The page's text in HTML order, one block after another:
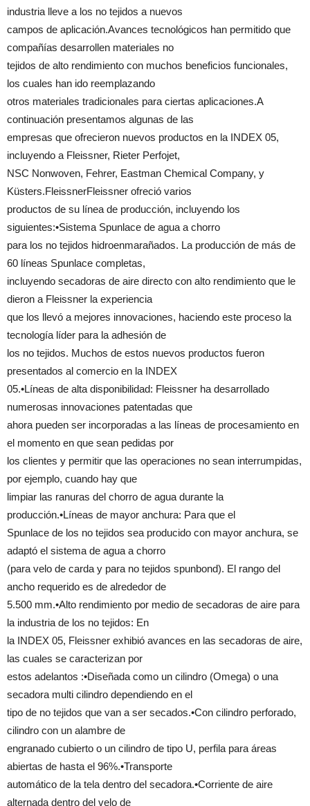
industria lleve a los no tejidos a nuevos
campos de aplicación.Avances tecnológicos han permitido que
compañías desarrollen materiales no
tejidos de alto rendimiento con muchos beneficios funcionales,
los cuales han ido reemplazando
otros materiales tradicionales para ciertas aplicaciones.A
continuación presentamos algunas de las
empresas que ofrecieron nuevos productos en la INDEX 05,
incluyendo a Fleissner, Rieter Perfojet,
NSC Nonwoven, Fehrer, Eastman Chemical Company, y
Küsters.FleissnerFleissner ofreció varios
productos de su línea de producción, incluyendo los
siguientes:•Sistema Spunlace de agua a chorro
para los no tejidos hidroenmarañados. La producción de más de
60 líneas Spunlace completas,
incluyendo secadoras de aire directo con alto rendimiento que le
dieron a Fleissner la experiencia
que los llevó a mejores innovaciones, haciendo este proceso la
tecnología líder para la adhesión de
los no tejidos. Muchos de estos nuevos productos fueron
presentados al comercio en la INDEX
05.•Líneas de alta disponibilidad: Fleissner ha desarrollado
numerosas innovaciones patentadas que
ahora pueden ser incorporadas a las líneas de procesamiento en
el momento en que sean pedidas por
los clientes y permitir que las operaciones no sean interrumpidas,
por ejemplo, cuando hay que
limpiar las ranuras del chorro de agua durante la
producción.•Líneas de mayor anchura: Para que el
Spunlace de los no tejidos sea producido con mayor anchura, se
adaptó el sistema de agua a chorro
(para velo de carda y para no tejidos spunbond). El rango del
ancho requerido es de alrededor de
5.500 mm.•Alto rendimiento por medio de secadoras de aire para
la industria de los no tejidos: En
la INDEX 05, Fleissner exhibió avances en las secadoras de aire,
las cuales se caracterizan por
estos adelantos :•Diseñada como un cilindro (Omega) o una
secadora multi cilindro dependiendo en el
tipo de no tejidos que van a ser secados.•Con cilindro perforado,
cilindro con un alambre de
engranado cubierto o un cilindro de tipo U, perfila para áreas
abiertas de hasta el 96%.•Transporte
automático de la tela dentro del secadora.•Corriente de aire
alternada dentro del velo de